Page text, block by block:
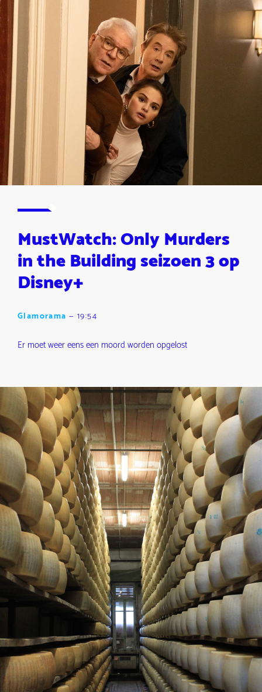
MustWatch: Only Murders
in the Building seizoen 3 op
Disney+
Glamorama — 19:54
Er moet weer eens een moord worden opgelost